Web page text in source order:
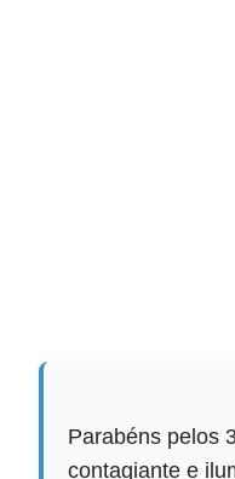
Parabéns pelos
contagiante e